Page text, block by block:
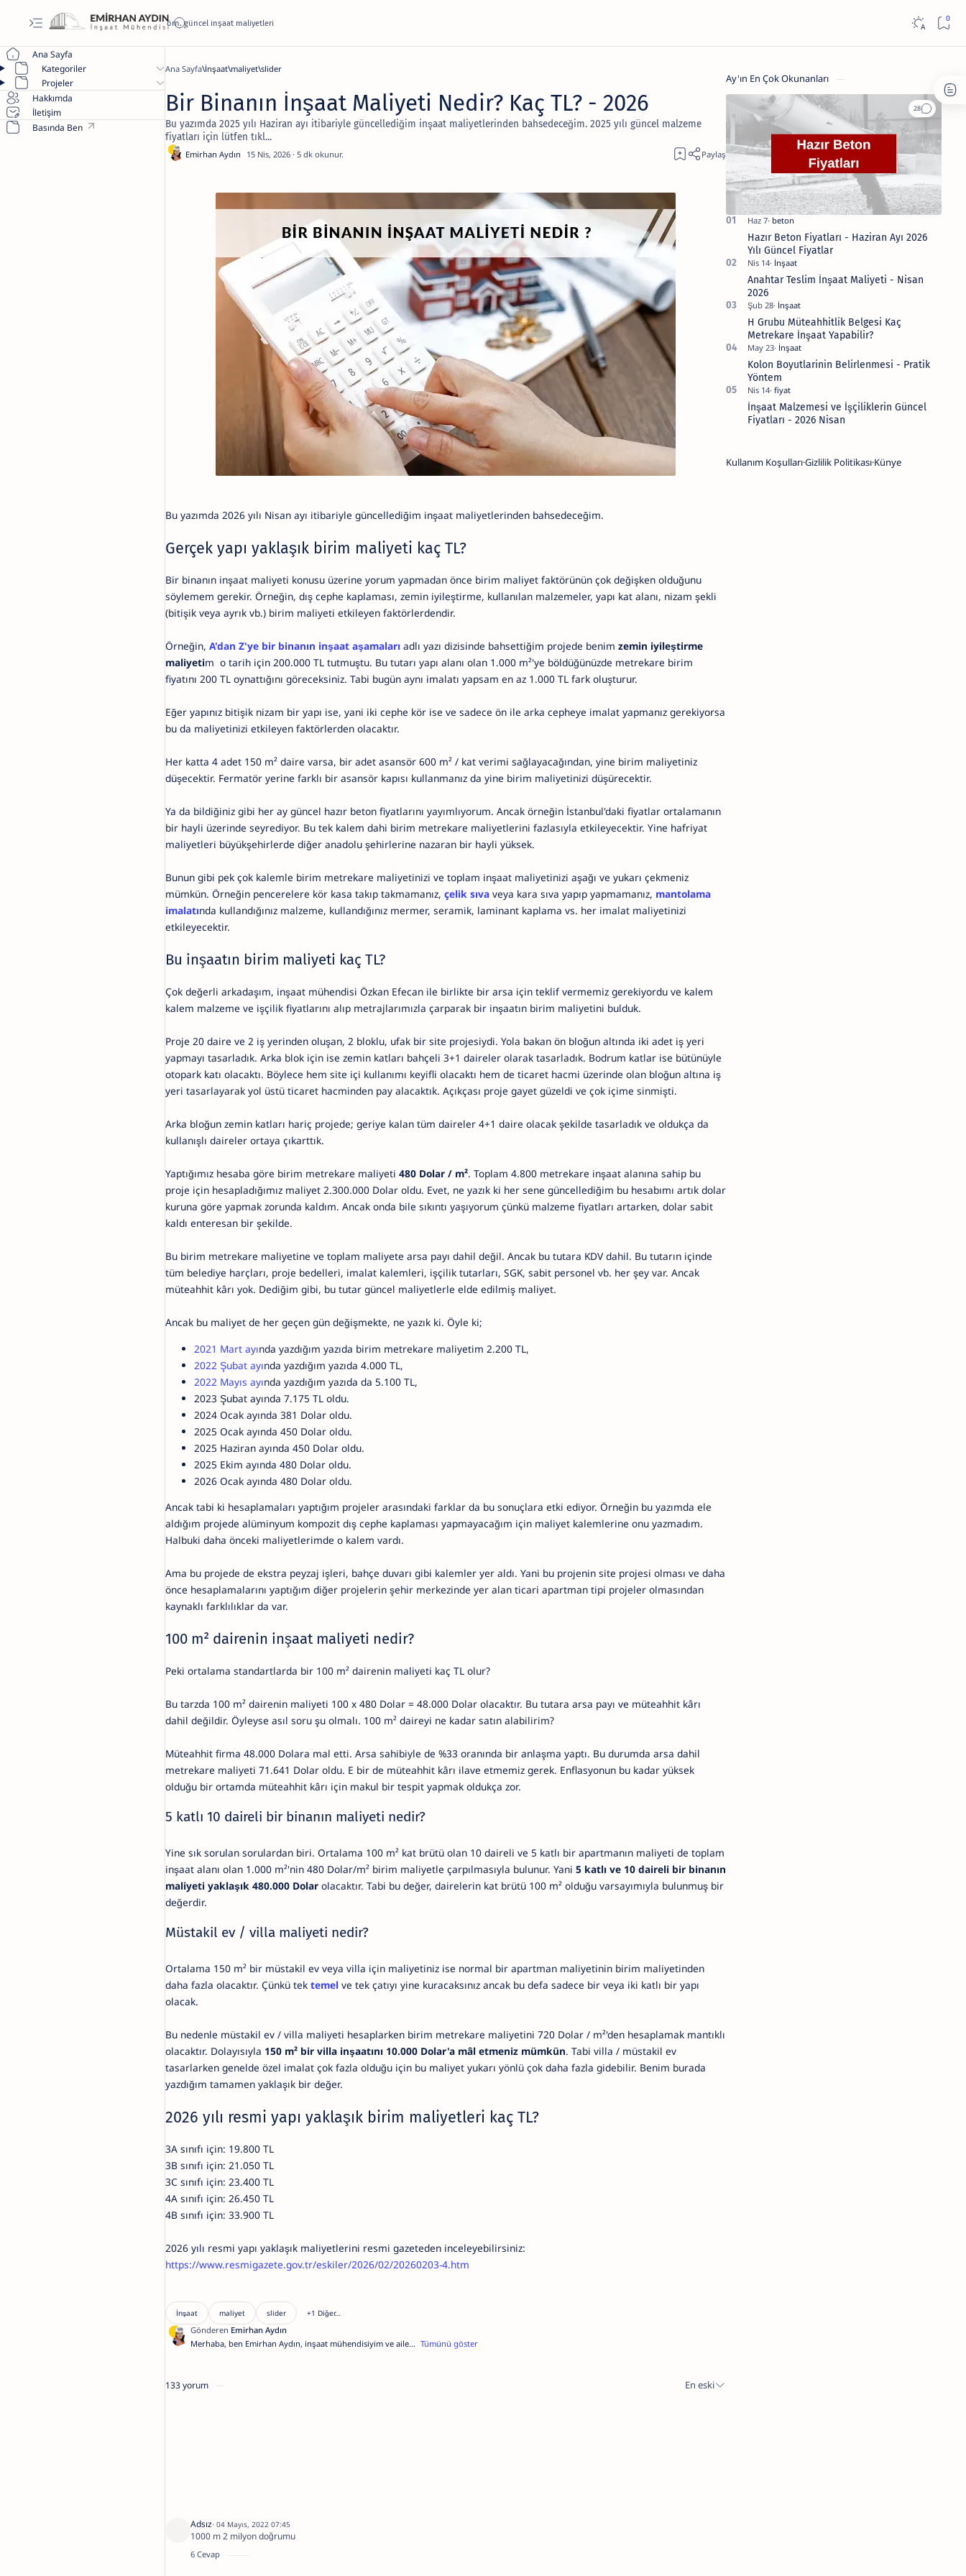
Ana Sayfa
Kategoriler
Projeler
Hakkımda
İletişim
Basında Ben
Ana Sayfa İnşaat maliyet slider
Bir Binanın İnşaat Maliyeti Nedir? Kaç TL? - 2026
Bu yazımda 2025 yılı Haziran ayı itibariyle güncellediğim inşaat maliyetlerinden bahsedeceğim. 2025 yılı güncel malzeme
fiyatları için lütfen tıkl...
5
Bu yazımda 2026 yılı Nisan ayı itibariyle güncellediğim inşaat maliyetlerinden bahsedeceğim.
Gerçek yapı yaklaşık birim maliyeti kaç TL?
Bir binanın inşaat maliyeti konusu üzerine yorum yapmadan önce birim maliyet faktörünün çok değişken olduğunu
söylemem gerekir. Örneğin, dış cephe kaplaması, zemin iyileştirme, kullanılan malzemeler, yapı kat alanı, nizam şekli
(bitişik veya ayrık vb.) birim maliyeti etkileyen faktörlerdendir.
Örneğin, A'dan Z'ye bir binanın inşaat aşamaları adlı yazı dizisinde bahsettiğim projede benim zemin iyileştirme
maliyetim o tarih için 200.000 TL tutmuştu. Bu tutarı yapı alanı olan 1.000 m²'ye böldüğünüzde metrekare birim
fiyatını 200 TL oynattığını göreceksiniz. Tabi bugün aynı imalatı yapsam en az 1.000 TL fark oluşturur.
Eğer yapınız bitişik nizam bir yapı ise, yani iki cephe kör ise ve sadece ön ile arka cepheye imalat yapmanız gerekiyorsa
bu da maliyetinizi etkileyen faktörlerden olacaktır.
Her katta 4 adet 150 m² daire varsa, bir adet asansör 600 m² / kat verimi sağlayacağından, yine birim maliyetiniz
düşecektir. Fermatör yerine farklı bir asansör kapısı kullanmanız da yine birim maliyetinizi düşürecektir.
Ya da bildiğiniz gibi her ay güncel hazır beton fiyatlarını yayımlıyorum. Ancak örneğin İstanbul'daki fiyatlar ortalamanın
bir hayli üzerinde seyrediyor. Bu tek kalem dahi birim metrekare maliyetlerini fazlasıyla etkileyecektir. Yine hafriyat
maliyetleri büyükşehirlerde diğer anadolu şehirlerine nazaran bir hayli yüksek.
Bunun gibi pek çok kalemle birim metrekare maliyetinizi ve toplam inşaat maliyetinizi aşağı ve yukarı çekmeniz
mümkün. Örneğin pencerelere kör kasa takıp takmamanız, çelik sıva veya kara sıva yapıp yapmamanız, mantolama
imalatında kullandığınız malzeme, kullandığınız mermer, seramik, laminant kaplama vs. her imalat maliyetinizi
etkileyecektir.
Bu inşaatın birim maliyeti kaç TL?
Çok değerli arkadaşım, inşaat mühendisi Özkan Efecan ile birlikte bir arsa için teklif vermemiz gerekiyordu ve kalem
kalem malzeme ve işçilik fiyatlarını alıp metrajlarımızla çarparak bir inşaatın birim maliyetini bulduk.
Proje 20 daire ve 2 iş yerinden oluşan, 2 bloklu, ufak bir site projesiydi. Yola bakan ön bloğun altında iki adet iş yeri
yapmayı tasarladık. Arka blok için ise zemin katları bahçeli 3+1 daireler olarak tasarladık. Bodrum katlar ise bütünüyle
otopark katı olacaktı. Böylece hem site içi kullanımı keyifli olacaktı hem de ticaret hacmi üzerinde olan bloğun altına iş
yeri tasarlayarak yol üstü ticaret hacminden pay alacaktık. Açıkçası proje gayet güzeldi ve çok içime sinmişti.
Arka bloğun zemin katları hariç projede; geriye kalan tüm daireler 4+1 daire olacak şekilde tasarladık ve oldukça da
kullanışlı daireler ortaya çıkarttık.
Yaptığımız hesaba göre birim metrekare maliyeti 480 Dolar / m². Toplam 4.800 metrekare inşaat alanına sahip bu
proje için hesapladığımız maliyet 2.300.000 Dolar oldu. Evet, ne yazık ki her sene güncellediğim bu hesabımı artık dolar
kuruna göre yapmak zorunda kaldım. Ancak onda bile sıkıntı yaşıyorum çünkü malzeme fiyatları artarken, dolar sabit
kaldı enteresan bir şekilde.
Bu birim metrekare maliyetine ve toplam maliyete arsa payı dahil değil. Ancak bu tutara KDV dahil. Bu tutarın içinde
tüm belediye harçları, proje bedelleri, imalat kalemleri, işçilik tutarları, SGK, sabit personel vb. her şey var. Ancak
müteahhit kârı yok. Dediğim gibi, bu tutar güncel maliyetlerle elde edilmiş maliyet.
Ancak bu maliyet de her geçen gün değişmekte, ne yazık ki. Öyle ki;
2021 Mart ayında yazdığım yazıda birim metrekare maliyetim 2.200 TL,
2022 Şubat ayında yazdığım yazıda 4.000 TL,
2022 Mayıs ayında yazdığım yazıda da 5.100 TL,
2023 Şubat ayında 7.175 TL oldu.
2024 Ocak ayında 381 Dolar oldu.
2025 Ocak ayında 450 Dolar oldu.
2025 Haziran ayında 450 Dolar oldu.
2025 Ekim ayında 480 Dolar oldu.
2026 Ocak ayında 480 Dolar oldu.
Ancak tabi ki hesaplamaları yaptığım projeler arasındaki farklar da bu sonuçlara etki ediyor. Örneğin bu yazımda ele
aldığım projede alüminyum kompozit dış cephe kaplaması yapmayacağım için maliyet kalemlerine onu yazmadım.
Halbuki daha önceki maliyetlerimde o kalem vardı.
Ama bu projede de ekstra peyzaj işleri, bahçe duvarı gibi kalemler yer aldı. Yani bu projenin site projesi olması ve daha
önce hesaplamalarını yaptığım diğer projelerin şehir merkezinde yer alan ticari apartman tipi projeler olmasından
kaynaklı farklılıklar da var.
100 m² dairenin inşaat maliyeti nedir?
Peki ortalama standartlarda bir 100 m² dairenin maliyeti kaç TL olur?
Bu tarzda 100 m² dairenin maliyeti 100 x 480 Dolar = 48.000 Dolar olacaktır. Bu tutara arsa payı ve müteahhit kârı
dahil değildir. Öyleyse asıl soru şu olmalı. 100 m² daireyi ne kadar satın alabilirim?
Müteahhit firma 48.000 Dolara mal etti. Arsa sahibiyle de %33 oranında bir anlaşma yaptı. Bu durumda arsa dahil
metrekare maliyeti 71.641 Dolar oldu. E bir de müteahhit kârı ilave etmemiz gerek. Enflasyonun bu kadar yüksek
olduğu bir ortamda müteahhit kârı için makul bir tespit yapmak oldukça zor.
5 katlı 10 daireli bir binanın maliyeti nedir?
Yine sık sorulan sorulardan biri. Ortalama 100 m² kat brütü olan 10 daireli ve 5 katlı bir apartmanın maliyeti de toplam
inşaat alanı olan 1.000 m²'nin 480 Dolar/m² birim maliyetle çarpılmasıyla bulunur. Yani 5 katlı ve 10 daireli bir binanın
maliyeti yaklaşık 480.000 Dolar olacaktır. Tabi bu değer, dairelerin kat brütü 100 m² olduğu varsayımıyla bulunmuş bir
değerdir.
Müstakil ev / villa maliyeti nedir?
Ortalama 150 m² bir müstakil ev veya villa için maliyetiniz ise normal bir apartman maliyetinin birim maliyetinden
daha fazla olacaktır. Çünkü tek temel ve tek çatıyı yine kuracaksınız ancak bu defa sadece bir veya iki katlı bir yapı
olacak.
Bu nedenle müstakil ev / villa maliyeti hesaplarken birim metrekare maliyetini 720 Dolar / m²'den hesaplamak mantıklı
olacaktır. Dolayısıyla 150 m² bir villa inşaatını 10.000 Dolar'a mâl etmeniz mümkün. Tabi villa / müstakil ev
tasarlarken genelde özel imalat çok fazla olduğu için bu maliyet yukarı yönlü çok daha fazla gidebilir. Benim burada
yazdığım tamamen yaklaşık bir değer.
2026 yılı resmi yapı yaklaşık birim maliyetleri kaç TL?
3A sınıfı için: 19.800 TL
3B sınıfı için: 21.050 TL
3C sınıfı için: 23.400 TL
4A sınıfı için: 26.450 TL
4B sınıfı için: 33.900 TL
2026 yılı resmi yapı yaklaşık maliyetlerini resmi gazeteden inceleyebilirsiniz:
https://www.resmigazete.gov.tr/eskiler/2026/02/20260203-4.htm
Merhaba, ben Emirhan Aydın, inşaat mühendisiyim ve aile
inşaat işlerinde bir profesyonele danışmak en iyisidir. Lütfen
133 yorum
Adsız 04 Mayıs, 2022 07:45
1000 m 2 milyon doğrumu
Ay'ın En Çok Okunanları
Hazır Beton Fiyatları - Haziran Ayı 2026
Yılı Güncel Fiyatlar
Anahtar Teslim İnşaat Maliyeti - Nisan
2026
H Grubu Müteahhitlik Belgesi Kaç
Metrekare İnşaat Yapabilir?
Kolon Boyutlarinin Belirlenmesi - Pratik
Yöntem
İnşaat Malzemesi ve İşçiliklerin Güncel
Fiyatları - 2026 Nisan
Kullanım KoşullarıGizlilik Politikası Künye